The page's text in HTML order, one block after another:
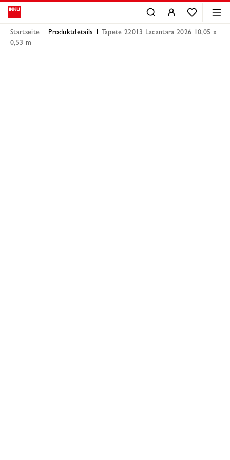
Startseite Produktdetails
Tapete 22013 Lacantara 2026 10,05 x
0,53 m